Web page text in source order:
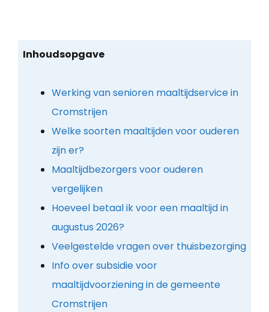
Inhoudsopgave
Werking van senioren maaltijdservice in
Cromstrijen
Welke soorten maaltijden voor ouderen
zijn er?
Maaltijdbezorgers voor ouderen
vergelijken
Hoeveel betaal ik voor een maaltijd in
augustus 2026?
Veelgestelde vragen over thuisbezorging
Info over subsidie voor
maaltijdvoorziening in de gemeente
Cromstrijen